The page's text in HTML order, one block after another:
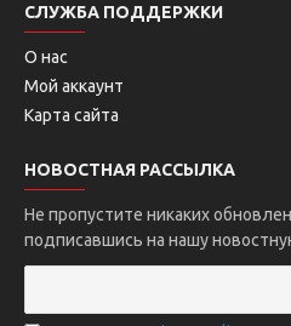
СЛУЖБА ПОДДЕРЖКИ
О нас
Мой аккаунт
Карта сайта
НОВОСТНАЯ РАССЫЛКА
Не пропустите никаких
подписавшись на нашу